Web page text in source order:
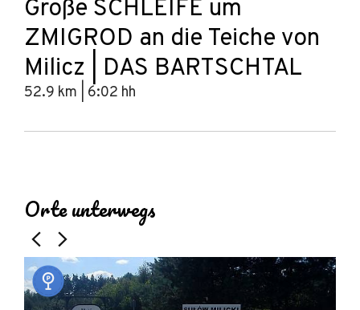
Große SCHLEIFE um
ZMIGROD an die Teiche von
Milicz | DAS BARTSCHTAL
52.9 km | 6:02 hh
−
Orte unterwegs